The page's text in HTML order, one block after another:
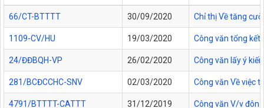
66/CT-BTTTT 30/09/2020 Chỉ thị Về tăng
1109-CV/HU 19/03/2020 Công văn tổng kết
24/ĐĐBQH-VP 26/02/2020 Công văn lấy ý
281/BCĐCCHC-SNV 02/03/2020 Công văn Về việc
4791/BTTTT-CATTT 31/12/2019 Công văn V/v đôn